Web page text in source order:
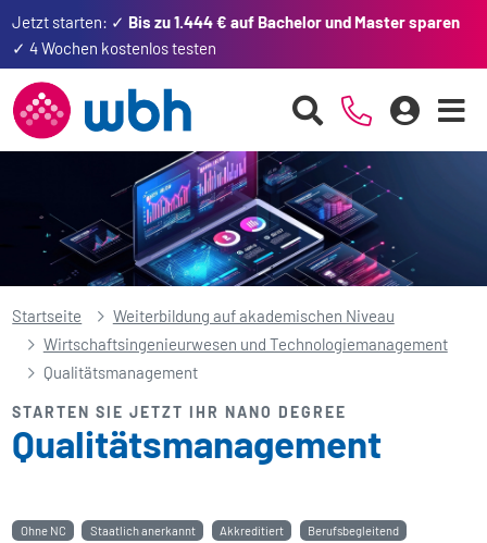
Jetzt starten: ✓ Bis zu 1.444 € auf Bachelor und Master sparen
✓ 4 Wochen kostenlos testen
Startseite
Weiterbildung auf akademischen Niveau
Wirtschafts­ingenieurwesen und Technologie­management
Qualitäts­management
STARTEN SIE JETZT IHR NANO DEGREE
Qualitäts­management
Ohne NC Staatlich anerkannt Akkreditiert
Berufsbegleitend